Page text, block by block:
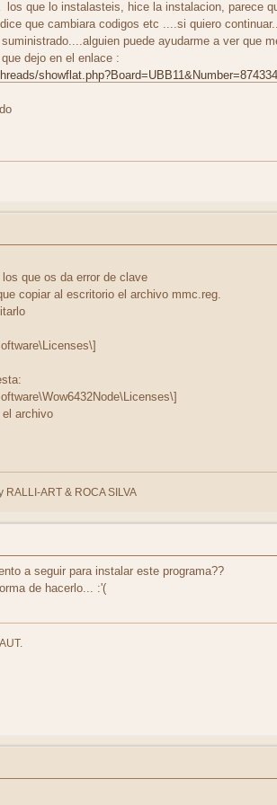
los que lo instalasteis, hice la instalacion, parece
que cambiara codigos etc ....si quiero
puede ayudarme a ver que
dejo en el enlace :
que os da error de clave
copiar al escritorio el archivo mmc.reg.
archivo
RALLI-ART & ROCA SILVA
a seguir para instalar este programa??
de hacerlo... :'(